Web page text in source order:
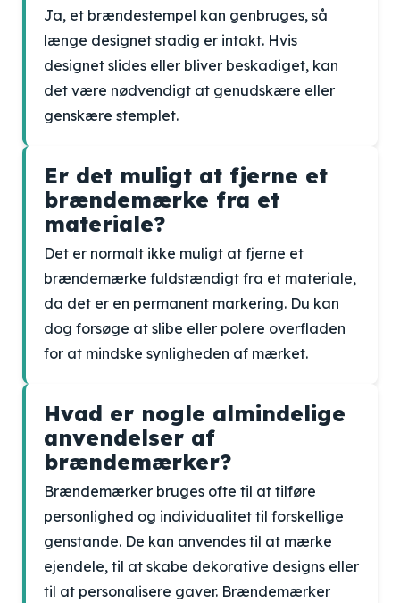
Ja, et brændestempel kan genbruges, så
længe designet stadig er intakt. Hvis
designet slides eller bliver beskadiget, kan
det være nødvendigt at genudskære eller
genskære stemplet.
Er det muligt at fjerne et
brændemærke fra et
materiale?
Det er normalt ikke muligt at fjerne et
brændemærke fuldstændigt fra et materiale,
da det er en permanent markering. Du kan
dog forsøge at slibe eller polere overfladen
for at mindske synligheden af mærket.
Hvad er nogle almindelige
anvendelser af
brændemærker?
Brændemærker bruges ofte til at tilføre
personlighed og individualitet til forskellige
genstande. De kan anvendes til at mærke
ejendele, til at skabe dekorative designs eller
til at personalisere gaver. Brændemærker